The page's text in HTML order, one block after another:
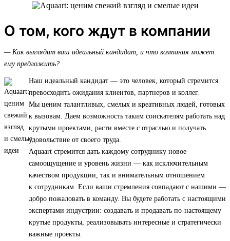
О том, кого ждут в компании
— Как выглядит ваш идеальный кандидат, и что компания может
ему предложить?
Наш идеальный кандидат — это человек, который стремится
превосходить ожидания клиентов, партнеров и коллег.
Мы ценим талантливых, смелых и креативных людей, готовых
к вызовам. Даем возможность таким соискателям работать над
крутыми проектами, расти вместе с отраслью и получать
удовольствие от своего труда.
Aquaart стремится дать каждому сотруднику новое
самоощущение и уровень жизни — как исключительным
качеством продукции, так и внимательным отношением
к сотрудникам. Если ваши стремления совпадают с нашими —
добро пожаловать в команду. Вы будете работать с настоящими
экспертами индустрии: создавать и продавать по-настоящему
крутые продукты, реализовывать интересные и стратегически
важные проекты.